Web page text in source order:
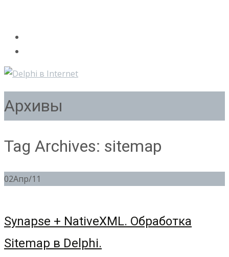
Архивы
Tag Archives: sitemap
02Апр/11
Synapse + NativeXML. Обработка
Sitemap в Delphi.